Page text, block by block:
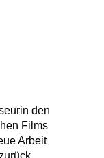
den
Films
Arbeit